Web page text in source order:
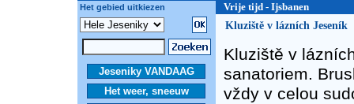
Het gebied uitkiezen Vrije tijd - Ijsbanen
Jeseniky VANDAAG
Het weer, sneeuw
Kluziště v lázních Jeseník
Kluziště v
sanatoriem.
vždy v celou